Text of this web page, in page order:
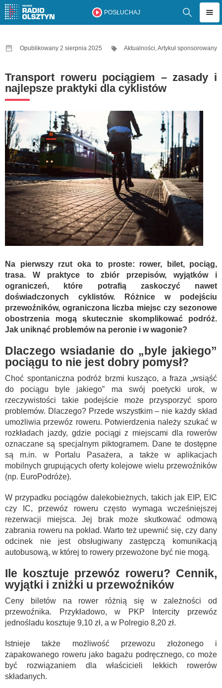
POSŁUCHAJ
Opublikowany 2 sierpnia 2025 Aktualności,Artykuł sponsorowany
Transport roweru pociągiem – zasady i
najlepsze praktyki dla cyklistów
Na pierwszy rzut oka to proste: rower, bilet, pociąg,
trasa. W praktyce to zbiór przepisów, wyjątków i
ograniczeń, które potrafią zaskoczyć nawet
doświadczonych cyklistów. Różnice w podejściu
przewoźników, ograniczona liczba miejsc czy sezonowe
obostrzenia mogą skutecznie skomplikować podróż.
Jak uniknąć problemów na peronie i w wagonie?
Dlaczego wsiadanie do „byle jakiego”
pociągu to nie jest dobry pomysł?
Choć spontaniczna podróż brzmi kusząco, a fraza „wsiąść
do pociągu byle jakiego” ma swój poetycki urok, w
rzeczywistości takie podejście może przysporzyć sporo
problemów. Dlaczego? Przede wszystkim – nie każdy skład
umożliwia przewóz roweru. Potwierdzenia należy szukać w
rozkładach jazdy, gdzie pociągi z miejscami dla rowerów
oznaczane są specjalnym piktogramem. Dane te dostępne
są m.in. w Portalu Pasażera, a także w aplikacjach
mobilnych grupujących oferty kolejowe wielu przewoźników
(np. EuroPodróże).
W przypadku pociągów dalekobieżnych, takich jak EIP, EIC
czy IC, przewóz roweru często wymaga wcześniejszej
rezerwacji miejsca. Jej brak może skutkować odmową
zabrania roweru na pokład. Warto też upewnić się, czy dany
odcinek nie jest obsługiwany zastępczą komunikacją
autobusową, w której to rowery przewożone być nie mogą.
Ile kosztuje przewóz roweru? Cennik,
wyjątki i zniżki u przewoźników
Ceny biletów na rower różnią się w zależności od
przewoźnika. Przykładowo, w PKP Intercity przewóz
jednośladu kosztuje 9,10 zł, a w Polregio 8,20 zł.
Istnieje także możliwość przewozu złożonego i
zapakowanego roweru jako bagażu podręcznego, co może
być rozwiązaniem dla właścicieli lekkich rowerów
składanych.